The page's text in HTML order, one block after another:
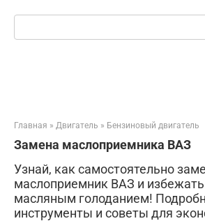
Поиск:
Главная » Двигатель » Бензиновый двигатель
Замена маслоприемника ВАЗ
Узнай, как самостоятельно
маслоприемник ВАЗ и
масляным голоданием!
инструменты и советы для